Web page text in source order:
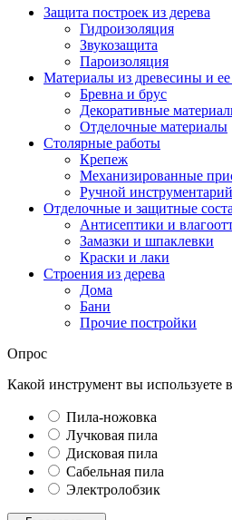
Защита построек из дерева
Гидроизоляция
Звукозащита
Пароизоляция
Материалы из древесины и
Бревна и брус
Декоративные
Отделочные материалы
Столярные работы
Крепеж
Механизированные
Ручной инструментарий
Отделочные и защитные
Антисептики и
Замазки и шпаклевки
Краски и лаки
Строения из дерева
Дома
Бани
Прочие постройки
Опрос
Какой инструмент вы используете
Пила-ножовка
Лучковая пила
Дисковая пила
Сабельная пила
Электролобзик